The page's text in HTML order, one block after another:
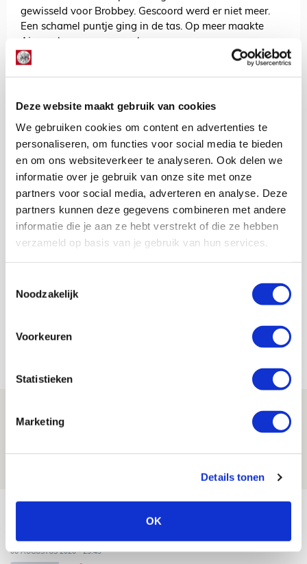
Deze website maakt gebruik van cookies
We gebruiken cookies om content en advertenties te
personaliseren, om functies voor social media te bieden
en om ons websiteverkeer te analyseren. Ook delen we
informatie over je gebruik van onze site met onze
partners voor social media, adverteren en analyse. Deze
partners kunnen deze gegevens combineren met andere
informatie die je aan ze hebt verstrekt of die ze hebben
verzameld op basis van je gebruik van hun services.
Noodzakelijk
Voorkeuren
Statistieken
Marketing
Details tonen
OK
gewisseld voor Brobbey. Gescoord werd er niet meer.
Een schamel puntje ging in de tas. Op meer maakte
Als het avondje Deventer al een test was, dan volgt
donderdag een nog grotere. Dan begint voor Ajax de
als uitverkochte Johan Cruijff Arena is Besiktas JK om
21.00 uur de eerste opponent.
We zijn benieuwd.
AANBEVOLEN
Win kaarten voor Ajax -
Besiktas JK!
Floris Roos
Is dit de laatste wallpaper van Godts in
de Johan Cruijff Arena?
Trotse Klaassen: ‘Vierhonderd duels
06 AUGUSTUS 2026 - 23:43